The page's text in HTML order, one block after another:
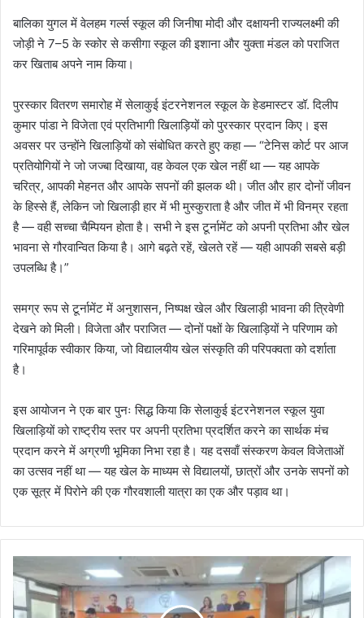
बालिका युगल में वेलहम गर्ल्स स्कूल की जिनीषा मोदी और दक्षायनी राज्यलक्ष्मी की
जोड़ी ने 7–5 के स्कोर से कसीगा स्कूल की इशाना और युक्ता मंडल को पराजित
कर खिताब अपने नाम किया।
पुरस्कार वितरण समारोह में सेलाकुई इंटरनेशनल स्कूल के हेडमास्टर डॉ. दिलीप
कुमार पांडा ने विजेता एवं प्रतिभागी खिलाड़ियों को पुरस्कार प्रदान किए। इस
अवसर पर उन्होंने खिलाड़ियों को संबोधित करते हुए कहा — “टेनिस कोर्ट पर आज
प्रतियोगियों ने जो जज्बा दिखाया, वह केवल एक खेल नहीं था — यह आपके
चरित्र, आपकी मेहनत और आपके सपनों की झलक थी। जीत और हार दोनों जीवन
के हिस्से हैं, लेकिन जो खिलाड़ी हार में भी मुस्कुराता है और जीत में भी विनम्र रहता
है — वही सच्चा चैम्पियन होता है। सभी ने इस टूर्नामेंट को अपनी प्रतिभा और खेल
भावना से गौरवान्वित किया है। आगे बढ़ते रहें, खेलते रहें — यही आपकी सबसे बड़ी
उपलब्धि है।”
समग्र रूप से टूर्नामेंट में अनुशासन, निष्पक्ष खेल और खिलाड़ी भावना की त्रिवेणी
देखने को मिली। विजेता और पराजित — दोनों पक्षों के खिलाड़ियों ने परिणाम को
गरिमापूर्वक स्वीकार किया, जो विद्यालयीय खेल संस्कृति की परिपक्वता को दर्शाता
है।
इस आयोजन ने एक बार पुनः सिद्ध किया कि सेलाकुई इंटरनेशनल स्कूल युवा
खिलाड़ियों को राष्ट्रीय स्तर पर अपनी प्रतिभा प्रदर्शित करने का सार्थक मंच
प्रदान करने में अग्रणी भूमिका निभा रहा है। यह दसवाँ संस्करण केवल विजेताओं
का उत्सव नहीं था — यह खेल के माध्यम से विद्यालयों, छात्रों और उनके सपनों को
एक सूत्र में पिरोने की एक गौरवशाली यात्रा का एक और पड़ाव था।
ग्रे
स
को